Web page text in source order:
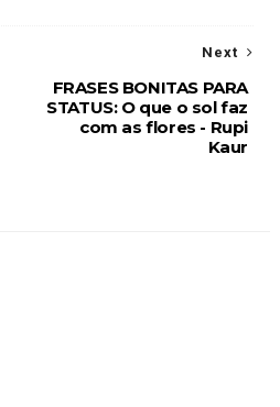
Next
FRASES BONITAS PARA
STATUS: O que o sol faz
com as flores - Rupi
Kaur